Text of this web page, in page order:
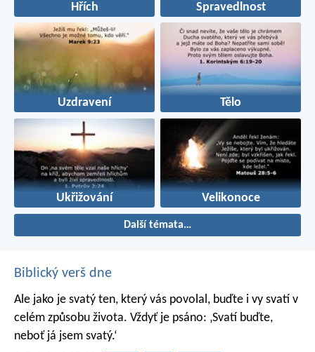
Hřích Spravedlnost
Uzdravení Tělo
Ukřižování Velikonoce
Další témata…
Biblický verš dne
Ale jako je svatý ten, který vás povolal, buďte i vy svatí v
celém způsobu života. Vždyť je psáno: ‚Svatí buďte,
neboť já jsem svatý.‘